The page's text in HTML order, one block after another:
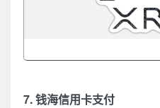
7. 钱海信用卡支付